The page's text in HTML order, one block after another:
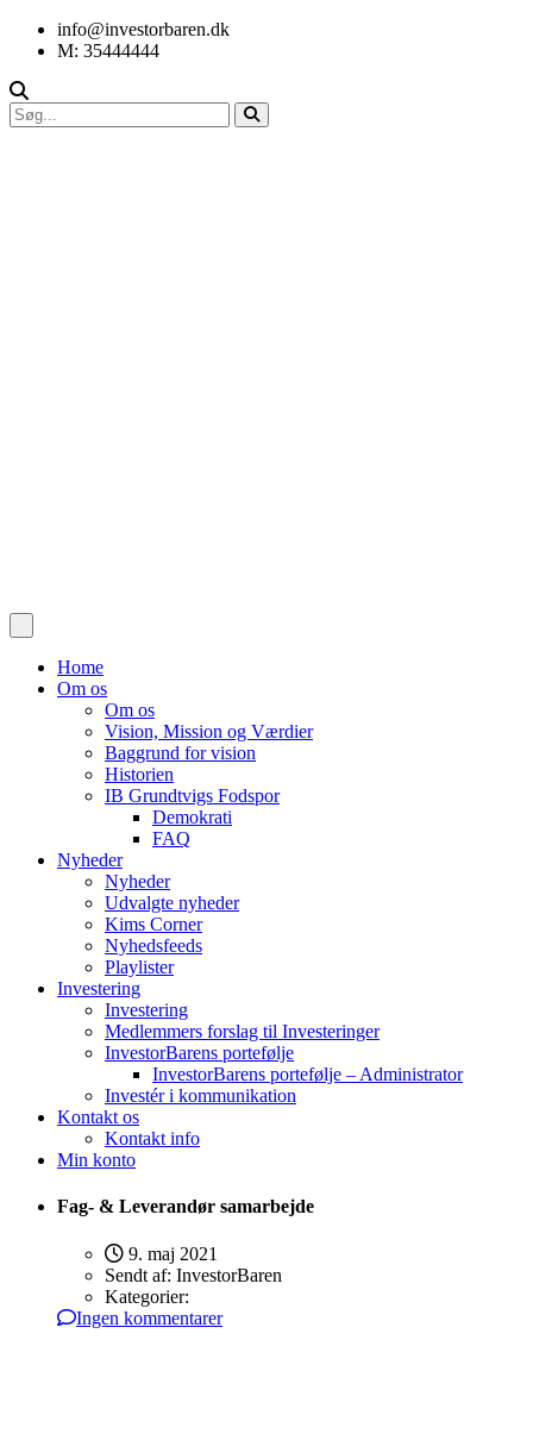
info@investorbaren.dk
M: 35444444
Home
Om os
Om os
Vision, Mission og Værdier
Baggrund for vision
Historien
IB Grundtvigs Fodspor
Demokrati
FAQ
Nyheder
Nyheder
Udvalgte nyheder
Kims Corner
Nyhedsfeeds
Playlister
Investering
Investering
Medlemmers forslag til Investeringer
InvestorBarens portefølje
InvestorBarens portefølje – Administrator
Investér i kommunikation
Kontakt os
Kontakt info
Min konto
Fag- & Leverandør samarbejde
9. maj 2021
Sendt af: InvestorBaren
Kategorier:
Ingen kommentarer